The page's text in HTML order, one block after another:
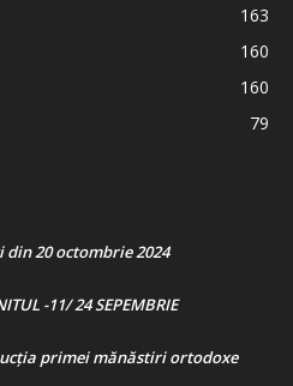
163
160
160
79
20 octombrie 2024
-11/ 24 SEPEMBRIE
primei mănăstiri ortodoxe